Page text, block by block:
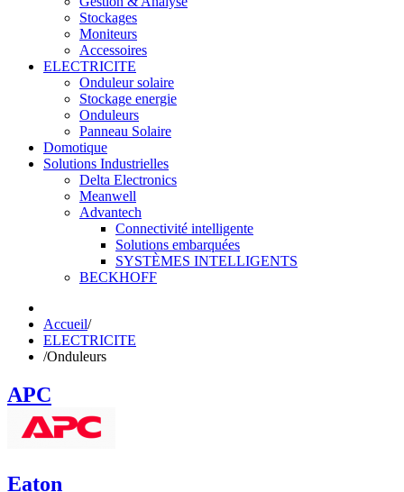
Stockages
Moniteurs
Accessoires
ELECTRICITE
Onduleur solaire
Stockage energie
Onduleurs
Panneau Solaire
Domotique
Solutions Industrielles
Delta Electronics
Meanwell
Advantech
Connectivité intelligente
Solutions embarquées
SYSTÈMES INTELLIGENTS
BECKHOFF
Accueil/
ELECTRICITE
/Onduleurs
APC
Eaton